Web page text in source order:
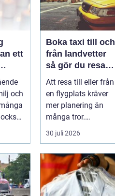
och
En
Boka taxi till och
från landvetter
så gör du resan
trygg och
smidig
Att resa till eller från
en flygplats kräver
mer planering än
många tror.
Flygtider, packning,
säker...
30 juli 2026